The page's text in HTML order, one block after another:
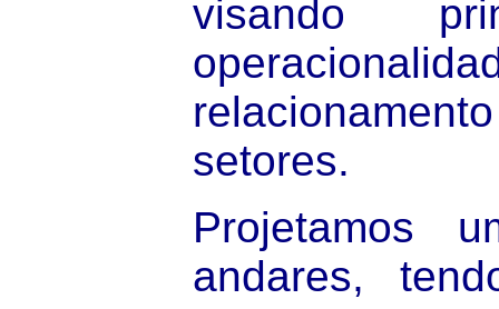
visando
setores.
Projetamos
andares,